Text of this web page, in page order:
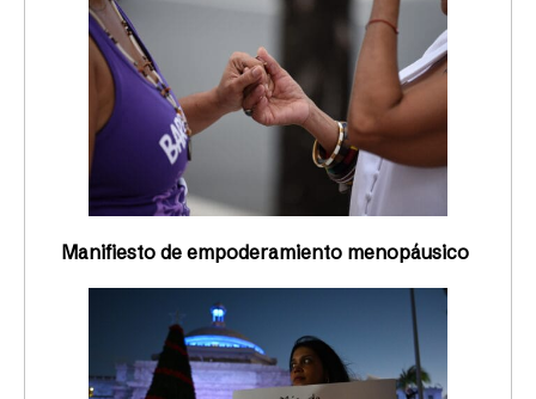
Manifiesto de empoderamiento menopáusico